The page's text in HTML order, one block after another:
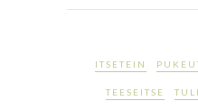
ITSETEIN
TEESEITSE